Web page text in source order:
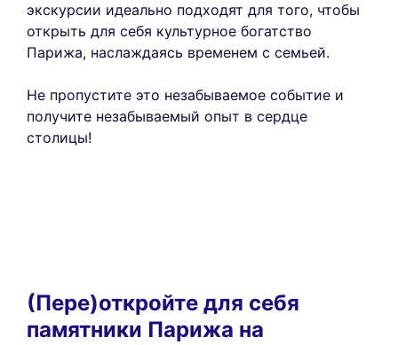
экскурсии идеально подходят для того, чтобы
открыть для себя культурное богатство
Парижа, наслаждаясь временем с семьей.
Не пропустите это незабываемое событие и
получите незабываемый опыт в сердце
столицы!
(Пере)откройте для себя
памятники Парижа на